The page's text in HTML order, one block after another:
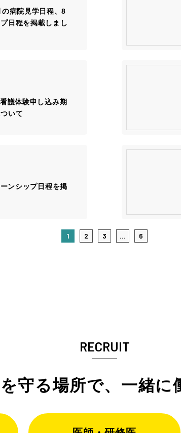
病院見学日程、8
日程を掲載しまし
護体験申し込み期
いて
ンシップ日程を掲
1 2 3 ... 6
RECRUIT
守る場所で、 一緒に